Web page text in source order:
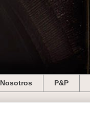
Nosotros P&P